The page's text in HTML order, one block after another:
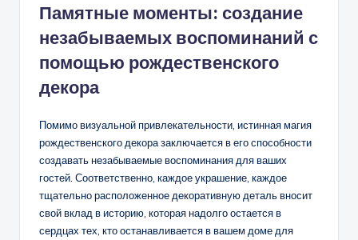
Памятные моменты: создание
незабываемых воспоминаний с
помощью рождественского
декора
Помимо визуальной привлекательности, истинная магия
рождественского декора заключается в его способности
создавать незабываемые воспоминания для ваших
гостей. Соответственно, каждое украшение, каждое
тщательно расположенное декоративную деталь вносит
свой вклад в историю, которая надолго остается в
сердцах тех, кто останавливается в вашем доме для